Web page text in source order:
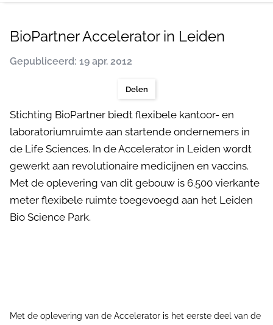
BioPartner Accelerator in Leiden
Gepubliceerd: 19 apr. 2012
Delen
Stichting BioPartner biedt flexibele kantoor- en
laboratoriumruimte aan startende ondernemers in
de Life Sciences. In de Accelerator in Leiden wordt
gewerkt aan revolutionaire medicijnen en vaccins.
Met de oplevering van dit gebouw is 6.500 vierkante
meter flexibele ruimte toegevoegd aan het Leiden
Bio Science Park.
Met de oplevering van de Accelerator is het eerste deel van de